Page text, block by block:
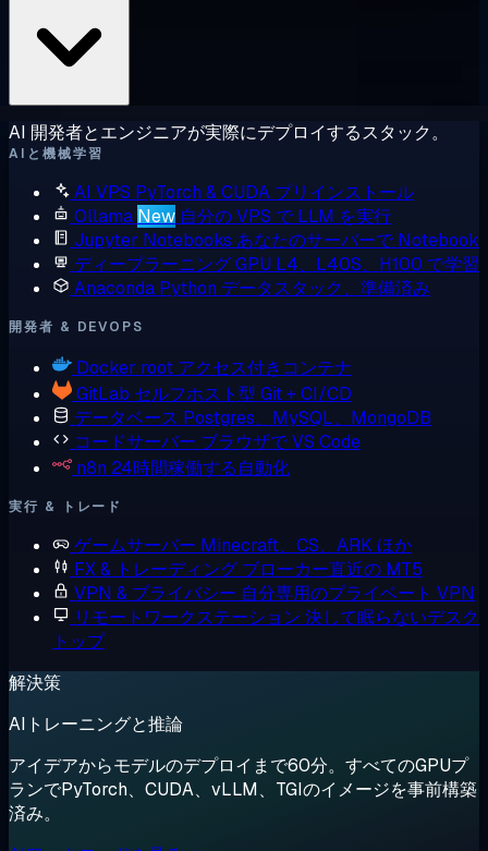
AI 開発者とエンジニアが実際にデプロイするスタック。
AIと機械学習
AI VPS PyTorch & CUDA プリインストール
Ollama New 自分の VPS で LLM を実行
Jupyter Notebooks あなたのサーバーで Notebook
ディープラーニング GPU L4、L40S、H100 で学習
Anaconda Python データスタック、準備済み
開発者 & DEVOPS
Docker root アクセス付きコンテナ
GitLab セルフホスト型 Git + CI/CD
データベース Postgres、MySQL、MongoDB
コードサーバー ブラウザで VS Code
n8n 24時間稼働する自動化
実行 & トレード
ゲームサーバー Minecraft、CS、ARK ほか
FX & トレーディング ブローカー直近の MT5
VPN & プライバシー 自分専用のプライベート VPN
リモートワークステーション 決して眠らないデスク
トップ
解決策
AIトレーニングと推論
アイデアからモデルのデプロイまで60分。すべてのGPUプ
ランでPyTorch、CUDA、vLLM、TGIのイメージを事前構築
済み。